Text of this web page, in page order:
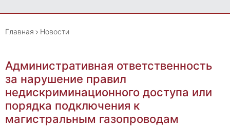
Главная Новости
Административная ответственность
за нарушение правил
недискриминационного доступа или
порядка подключения к
магистральным газопроводам